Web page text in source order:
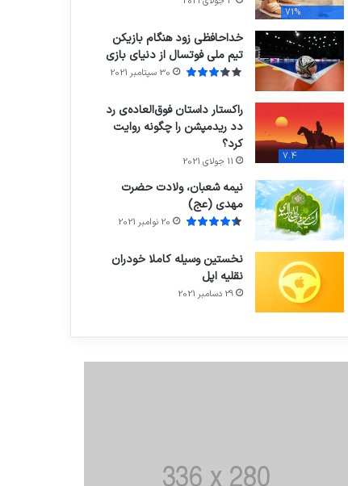
71%
خداحافظی زود هنگام بازیکن
تیم ملی فوتسال از دنیای بازی
30 سپتامبر 2021
7.4
راکستار داستان فوق‌العاده‌ی رد
دد ریدمپشن را چگونه روایت
کرد؟
11 جولای 2021
نیمه شعبان، ولادت حضرت
مهدی (عج)
20 نوامبر 2021
نخستین وسیله کاملا خودران
نقلیه اپل
29 دسامبر 2021